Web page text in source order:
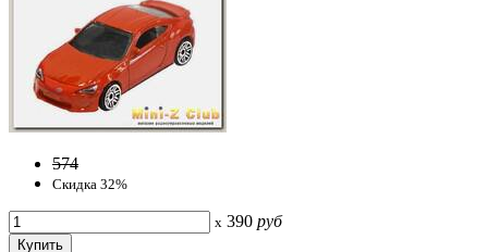
574
Скидка 32%
x 390 руб